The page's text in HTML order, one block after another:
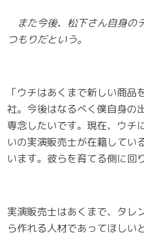
また今後、松下さん自身の
つもりだという。
「ウチはあくまで新しい商品
社。今後はなるべく僕自身の
専念したいです。現在、ウチ
いの実演販売士が在籍してい
います。彼らを育てる側に回
実演販売士はあくまで、タレ
ら作れる人材であってほしい